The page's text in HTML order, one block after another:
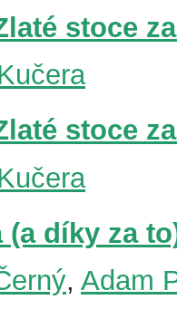
stoce
stoce
(a díky za
, Adam